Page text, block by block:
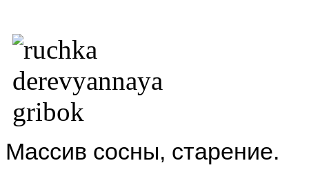
Массив сосны, старение.